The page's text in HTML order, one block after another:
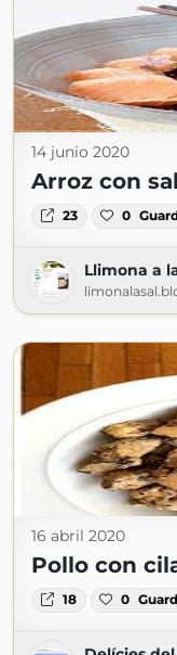
14 junio 2020
Arroz con
23 0
Llimona a
16 abril 2020
Pollo con
18 0